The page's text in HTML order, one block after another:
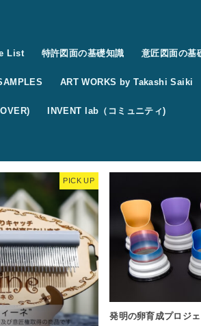
List 特許図面の基礎知識 意匠図面の基
ART WORKS by Takashi Saiki
INVENT lab（コミュニティ)